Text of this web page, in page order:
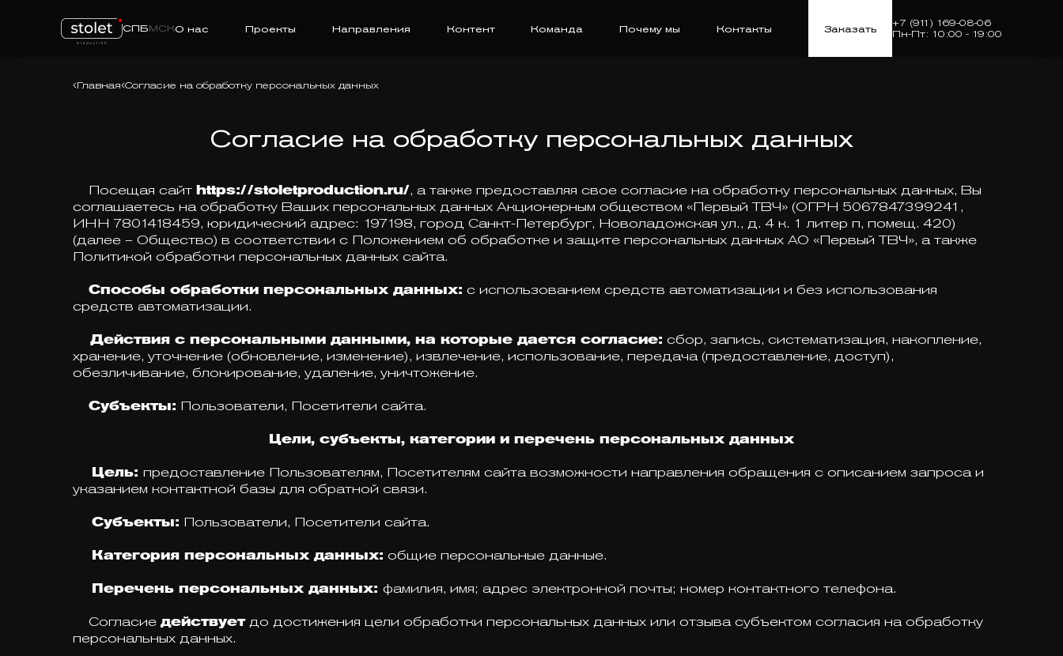
СПБМСКО нас Проекты Направления Контент Команда Почему мы Контакты Заказать
+7 (911) 169-08-06
Пн-Пт: 10:00 - 19:00
Главная Согласие на обработку персональных данных
Согласие на обработку персональных данных
Посещая сайт https://stoletproduction.ru/, а также предоставляя свое согласие на обработку персональных данных, Вы
соглашаетесь на обработку Ваших персональных данных Акционерным обществом «Первый ТВЧ» (ОГРН 5067847399241,
ИНН 7801418459, юридический адрес: 197198, город Санкт-Петербург, Новоладожская ул., д. 4 к. 1 литер п, помещ. 420)
(далее – Общество) в соответствии с Положением об обработке и защите персональных данных АО «Первый ТВЧ», а также
Политикой обработки персональных данных сайта.
Способы обработки персональных данных: с использованием средств автоматизации и без использования
средств автоматизации.
Действия с персональными данными, на которые дается согласие: сбор, запись, систематизация, накопление,
хранение, уточнение (обновление, изменение), извлечение, использование, передача (предоставление, доступ),
обезличивание, блокирование, удаление, уничтожение.
Субъекты: Пользователи, Посетители сайта.
Цели, субъекты, категории и перечень персональных данных
Цель: предоставление Пользователям, Посетителям сайта возможности направления обращения с описанием запроса и
указанием контактной базы для обратной связи.
Субъекты: Пользователи, Посетители сайта.
Категория персональных данных: общие персональные данные.
Перечень персональных данных: фамилия, имя; адрес электронной почты; номер контактного телефона.
Согласие действуетдо достижения цели обработки персональных данных или отзыва субъектом согласия на обработку
персональных данных.